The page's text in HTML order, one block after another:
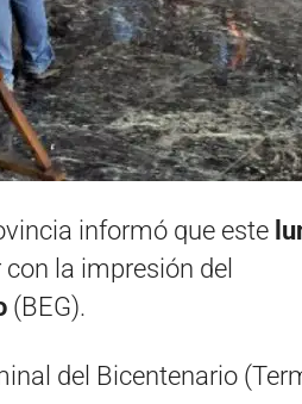
informó que este
la impresión del
(BEG).
del Bicentenario